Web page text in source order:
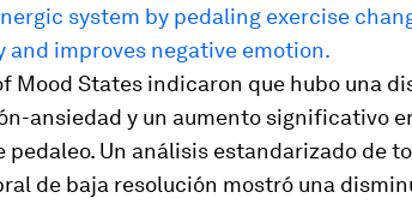
system by pedaling exercise
improves negative emotion.
Mood States indicaron que hubo una
ansiedad y un aumento significativo
pedaleo. Un análisis estandarizado de
de baja resolución mostró una